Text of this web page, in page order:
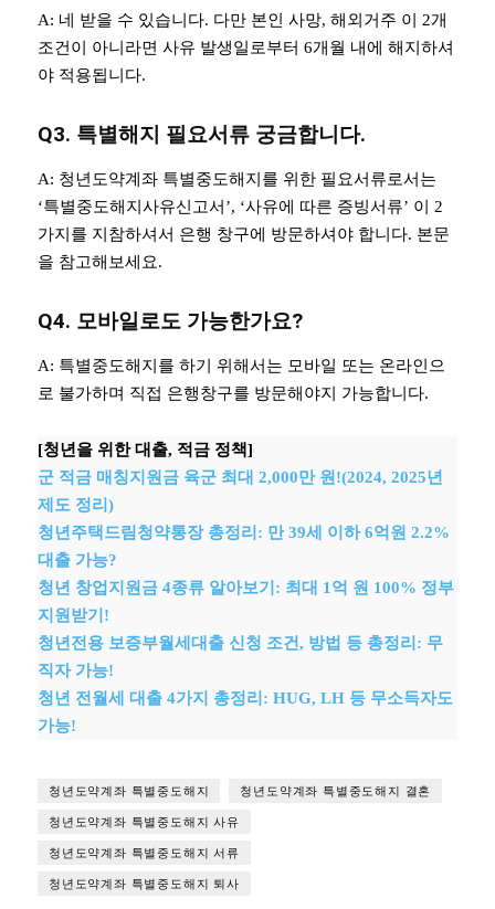
A: 네 받을 수 있습니다. 다만 본인 사망, 해외거주 이 2개
조건이 아니라면 사유 발생일로부터 6개월 내에 해지하셔
야 적용됩니다.
Q3. 특별해지 필요서류 궁금합니다.
A: 청년도약계좌 특별중도해지를 위한 필요서류로서는
‘특별중도해지사유신고서’, ‘사유에 따른 증빙서류’ 이 2
가지를 지참하셔서 은행 창구에 방문하셔야 합니다. 본문
을 참고해보세요.
Q4. 모바일로도 가능한가요?
A: 특별중도해지를 하기 위해서는 모바일 또는 온라인으
로 불가하며 직접 은행창구를 방문해야지 가능합니다.
[청년을 위한 대출, 적금 정책]
군 적금 매칭지원금 육군 최대 2,000만 원!(2024, 2025년
제도 정리)
청년주택드림청약통장 총정리: 만 39세 이하 6억원 2.2%
대출 가능?
청년 창업지원금 4종류 알아보기: 최대 1억 원 100% 정부
지원받기!
청년전용 보증부월세대출 신청 조건, 방법 등 총정리: 무
직자 가능!
청년 전월세 대출 4가지 총정리: HUG, LH 등 무소득자도
가능!
청년도약계좌 특별중도해지 청년도약계좌 특별중도해지 결혼
청년도약계좌 특별중도해지 사유
청년도약계좌 특별중도해지 서류
청년도약계좌 특별중도해지 퇴사